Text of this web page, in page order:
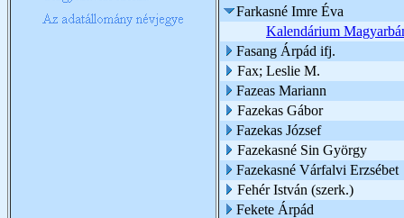
Farkasné Imre Éva
Kalendárium
Fasang Árpád ifj.
Fax; Leslie M.
Fazeas Mariann
Fazekas Gábor
Fazekas József
Fazekasné Sin György
Fazekasné Várfalvi Erzsébet
Fehér István (szerk.)
Fekete Árpád